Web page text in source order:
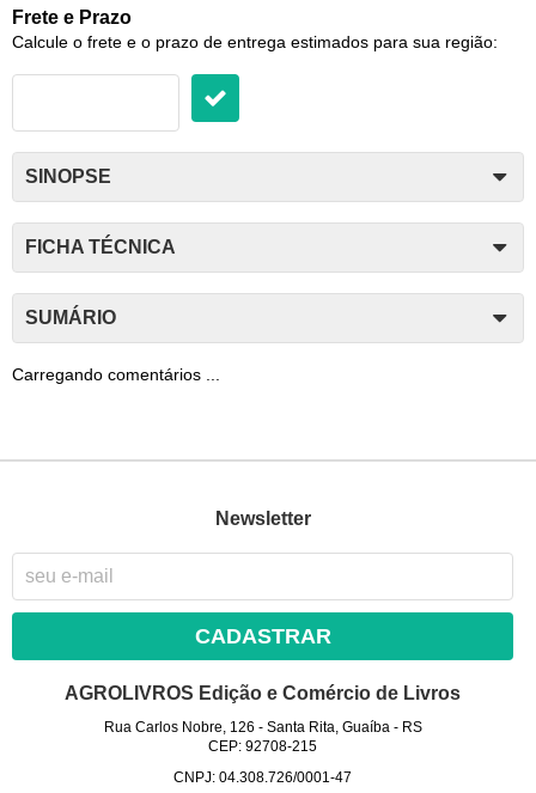
Frete e Prazo
Calcule o frete e o prazo de entrega estimados para sua região:
SINOPSE
FICHA TÉCNICA
SUMÁRIO
Carregando comentários ...
Newsletter
CADASTRAR
AGROLIVROS Edição e Comércio de Livros
Rua Carlos Nobre, 126 - Santa Rita, Guaíba- RS
CEP: 92708-215
CNPJ: 04.308.726/0001-47